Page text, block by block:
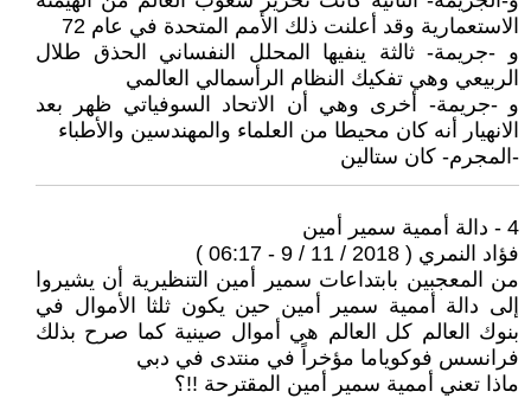
الاستعمارية وقد أعلنت ذلك الأمم المتحدة في عام 72
و -جريمة- ثالثة ينفيها المحلل النفساني الحذق طلال
الربيعي وهي تفكيك النظام الرأسمالي العالمي
و -جريمة- أخرى وهي أن الاتحاد السوفياتي ظهر بعد
الانهيار أنه كان محيطا من العلماء والمهندسين والأطباء
-المجرم- كان ستالين
4 - دالة أممية سمير أمين
فؤاد النمري ( 2018 / 11 / 9 - 06:17 )
من المعجبين بابتداعات سمير أمين التنظيرية أن يشيروا
إلى دالة أممية سمير أمين حين يكون ثلثا الأموال في
بنوك العالم كل العالم هي أموال صينية كما صرح بذلك
فرانسس فوكوياما مؤخراً في منتدى في دبي
ماذا تعني أممية سمير أمين المقترحة !!؟